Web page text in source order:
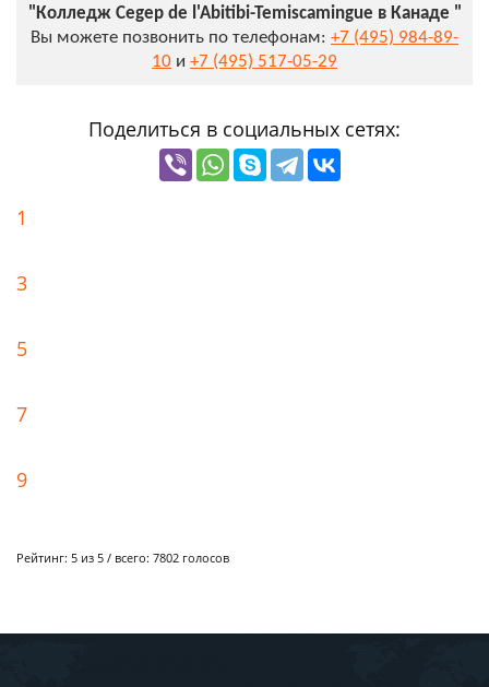
"Колледж Cegep de l'Abitibi-Temiscamingue в Канаде "
Вы можете позвонить по телефонам: +7 (495) 984-89-
10 и +7 (495) 517-05-29
Поделиться в социальных сетях:
1
3
5
7
9
Рейтинг: 5 из 5 / всего: 7802 голосов